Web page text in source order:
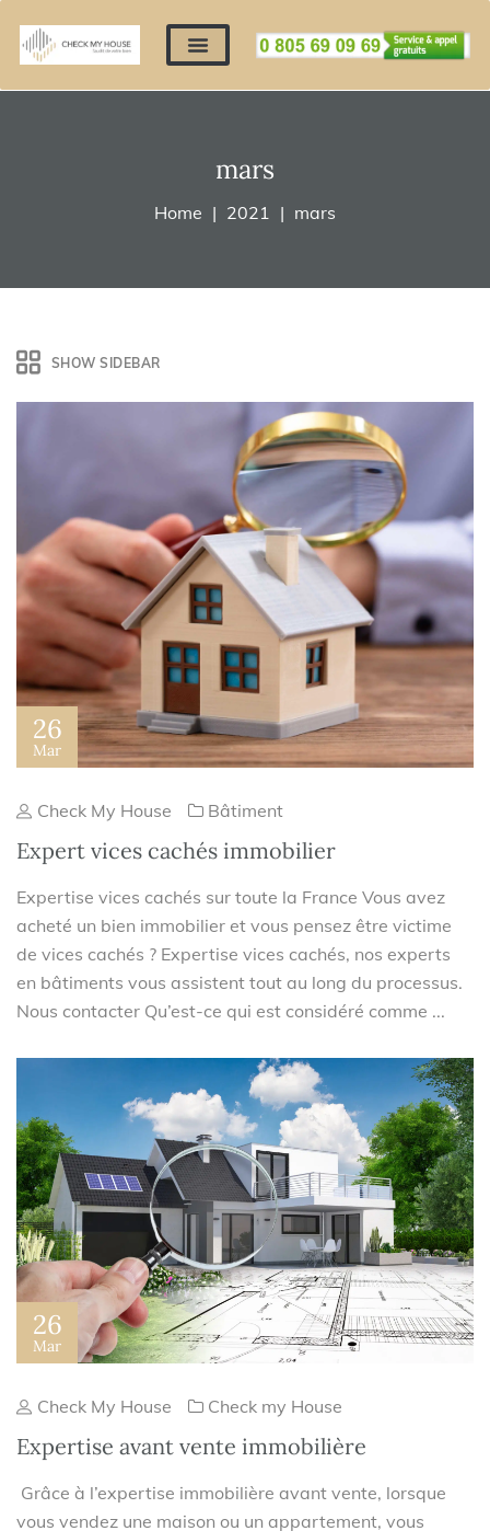
mars
Home 2021 mars
SHOW SIDEBAR
26
Mar
Check My House Bâtiment
Expert vices cachés immobilier
Expertise vices cachés sur toute la France Vous avez
acheté un bien immobilier et vous pensez être victime
de vices cachés ? Expertise vices cachés, nos experts
en bâtiments vous assistent tout au long du processus.
Nous contacter Qu’est-ce qui est considéré comme ...
26
Mar
Check My House Check my House
Expertise avant vente immobilière
Grâce à l’expertise immobilière avant vente, lorsque
vous vendez une maison ou un appartement, vous